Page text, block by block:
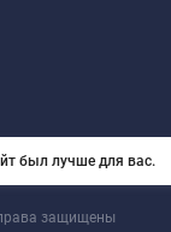
защищены
был лучше для вас.